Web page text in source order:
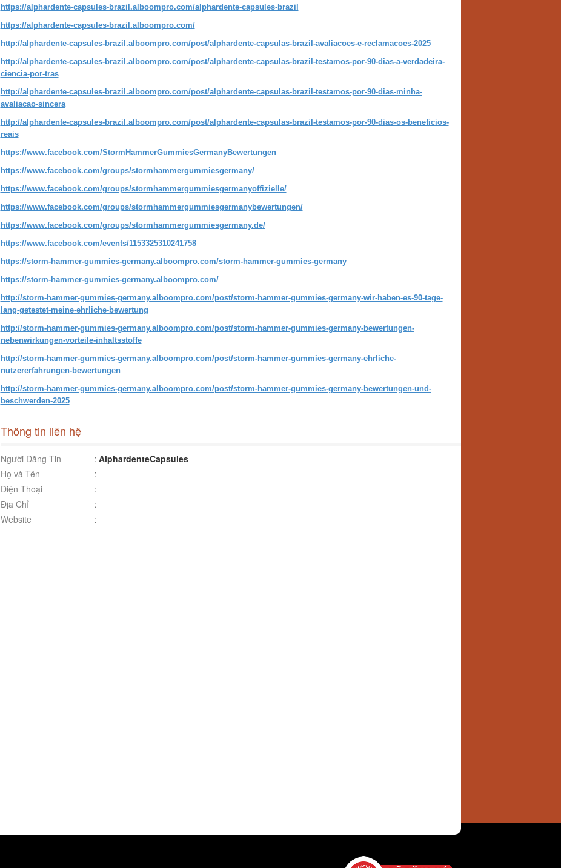
https://alphardente-capsules-brazil.alboompro.com/alphardente-capsules-brazil
https://alphardente-capsules-brazil.alboompro.com/
http://alphardente-capsules-brazil.alboompro.com/post/alphardente-capsulas-brazil-avaliacoes-e-reclamacoes-2025
http://alphardente-capsules-brazil.alboompro.com/post/alphardente-capsulas-brazil-testamos-por-90-dias-a-verdadeira-
ciencia-por-tras
http://alphardente-capsules-brazil.alboompro.com/post/alphardente-capsulas-brazil-testamos-por-90-dias-minha-
avaliacao-sincera
http://alphardente-capsules-brazil.alboompro.com/post/alphardente-capsulas-brazil-testamos-por-90-dias-os-beneficios-
reais
https://www.facebook.com/StormHammerGummiesGermanyBewertungen
https://www.facebook.com/groups/stormhammergummiesgermany/
https://www.facebook.com/groups/stormhammergummiesgermanyoffizielle/
https://www.facebook.com/groups/stormhammergummiesgermanybewertungen/
https://www.facebook.com/groups/stormhammergummiesgermany.de/
https://www.facebook.com/events/1153325310241758
https://storm-hammer-gummies-germany.alboompro.com/storm-hammer-gummies-germany
https://storm-hammer-gummies-germany.alboompro.com/
http://storm-hammer-gummies-germany.alboompro.com/post/storm-hammer-gummies-germany-wir-haben-es-90-tage-
lang-getestet-meine-ehrliche-bewertung
http://storm-hammer-gummies-germany.alboompro.com/post/storm-hammer-gummies-germany-bewertungen-
nebenwirkungen-vorteile-inhaltsstoffe
http://storm-hammer-gummies-germany.alboompro.com/post/storm-hammer-gummies-germany-ehrliche-
nutzererfahrungen-bewertungen
http://storm-hammer-gummies-germany.alboompro.com/post/storm-hammer-gummies-germany-bewertungen-und-
beschwerden-2025
Thông tin liên hệ
Người Đăng Tin : AlphardenteCapsules
Họ và Tên
:
Điện Thoại
:
Địa Chỉ
:
Website
: